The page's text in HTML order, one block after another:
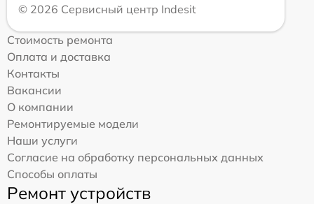
© 2026 Сервисный центр Indesit
Стоимость ремонта
Оплата и доставка
Контакты
Вакансии
О компании
Ремонтируемые модели
Наши услуги
Согласие на обработку персональных данных
Способы оплаты
Ремонт устройств